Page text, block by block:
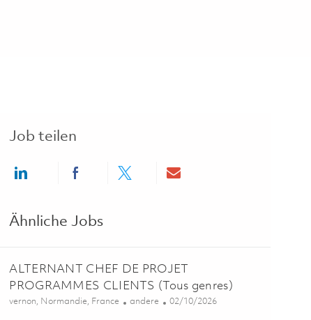
Job teilen
Share via LinkedInShare via Facebook
Share via twitterShare via email
Ähnliche Jobs
ALTERNANT CHEF DE PROJET
PROGRAMMES CLIENTS (Tous genres)
Ort
vernon, Normandie, France Kategorie
andere Posted Date
02/10/2026